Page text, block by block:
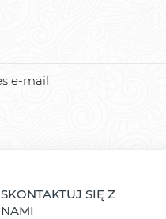
SKONTAKTUJ SIĘ Z
NAMI